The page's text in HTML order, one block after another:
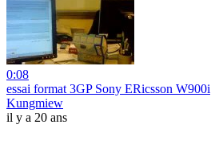
0:08
essai format 3GP Sony ERicsson W900i
Kungmiew
il y a 20 ans